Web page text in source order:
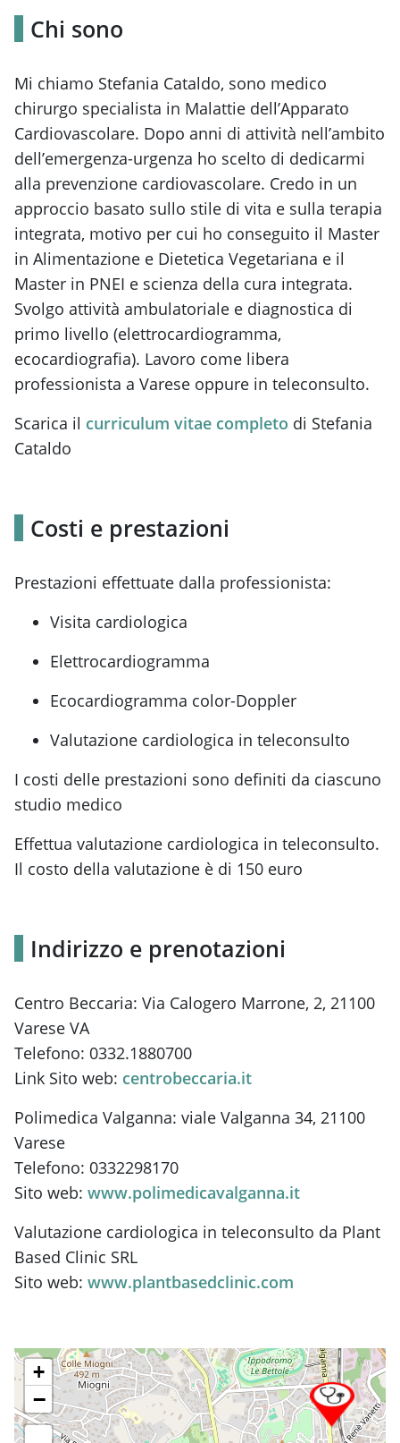
Chi sono
Mi chiamo Stefania Cataldo, sono medico
chirurgo specialista in Malattie dell’Apparato
Cardiovascolare. Dopo anni di attività nell’ambito
dell’emergenza-urgenza ho scelto di dedicarmi
alla prevenzione cardiovascolare. Credo in un
approccio basato sullo stile di vita e sulla terapia
integrata, motivo per cui ho conseguito il Master
in Alimentazione e Dietetica Vegetariana e il
Master in PNEI e scienza della cura integrata.
Svolgo attività ambulatoriale e diagnostica di
primo livello (elettrocardiogramma,
ecocardiografia). Lavoro come libera
professionista a Varese oppure in teleconsulto.
Scarica il curriculum vitae completo di Stefania
Cataldo
Costi e prestazioni
Prestazioni effettuate dalla professionista:
Visita cardiologica
Elettrocardiogramma
Ecocardiogramma color-Doppler
Valutazione cardiologica in teleconsulto
I costi delle prestazioni sono definiti da ciascuno
studio medico
Effettua valutazione cardiologica in teleconsulto.
Il costo della valutazione è di 150 euro
Indirizzo e prenotazioni
Centro Beccaria: Via Calogero Marrone, 2, 21100
Varese VA
Telefono: 0332.1880700
Link Sito web: centrobeccaria.it
Polimedica Valganna: viale Valganna 34, 21100
Varese
Telefono: 0332298170
Sito web: www.polimedicavalganna.it
Valutazione cardiologica in teleconsulto da Plant
Based Clinic SRL
Sito web: www.plantbasedclinic.com
+
−